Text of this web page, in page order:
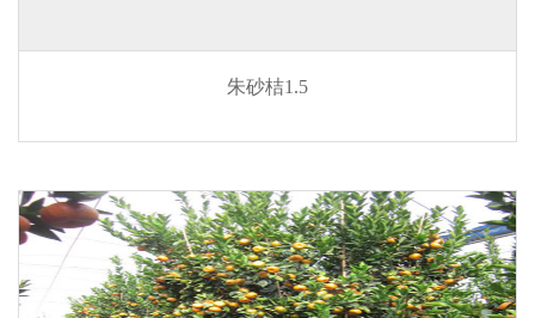
朱砂桔1.5